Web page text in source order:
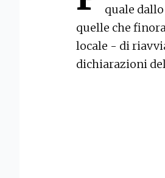
quale
quelle che
locale - di
dichiarazioni